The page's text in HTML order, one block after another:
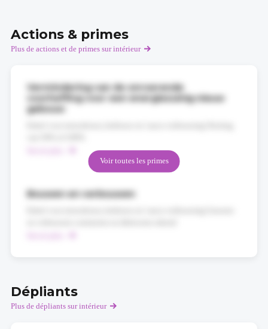
Actions & primes
Plus de actions et de primes sur intérieur
Voir toutes les primes
Vermindering van de onroerende
voorheffing voor een energiezuinig nieuw
gebouw
Bouwen en verbouwen
Dépliants
Plus de dépliants sur intérieur